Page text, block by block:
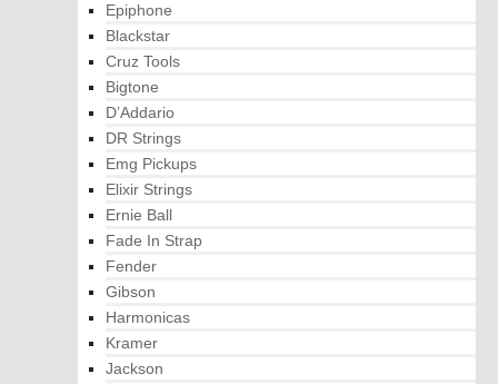
Epiphone
Blackstar
Cruz Tools
Bigtone
D’Addario
DR Strings
Emg Pickups
Elixir Strings
Ernie Ball
Fade In Strap
Fender
Gibson
Harmonicas
Kramer
Jackson